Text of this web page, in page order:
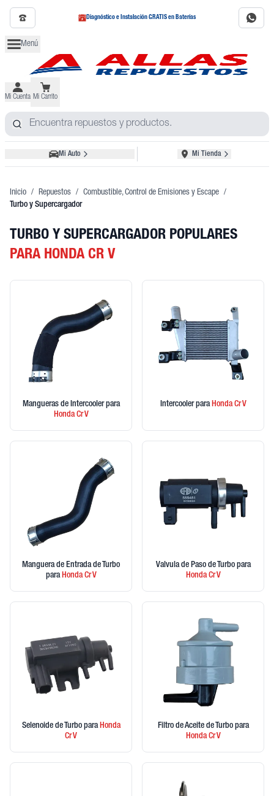
Diagnóstico e Instalación GRATIS en Baterías
Menú
Mi Cuenta Mi Carrito
Mi Auto Mi Tienda
Inicio / Repuestos / Combustible, Control de Emisiones y Escape /
Turbo y Supercargador
TURBO Y SUPERCARGADOR POPULARES
PARA HONDA CR V
Mangueras de Intercooler para
HondaCr V
Intercooler paraHondaCr V
Manguera de Entrada de Turbo
paraHondaCr V
Valvula de Paso de Turbo para
HondaCr V
Selenoide de Turbo paraHonda
Cr V
Filtro de Aceite de Turbo para
HondaCr V